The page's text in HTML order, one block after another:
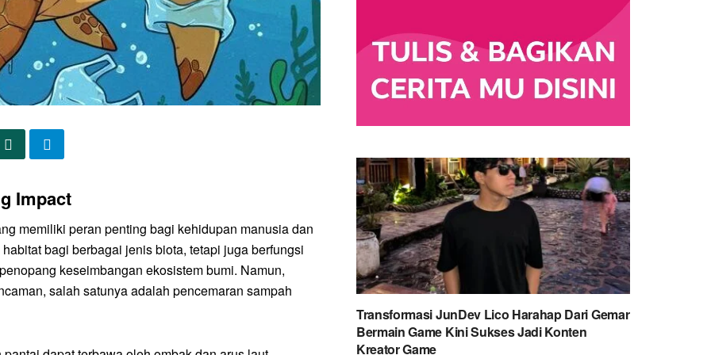
Impact
memiliki peran penting bagi kehidupan manusia dan
bagi berbagai jenis biota, tetapi juga berfungsi
keseimbangan ekosistem bumi. Namun,
salah satunya adalah pencemaran sampah
Transformasi JunDev Lico Harahap Dari Gemar
Bermain Game Kini Sukses Jadi Konten
Kreator Game